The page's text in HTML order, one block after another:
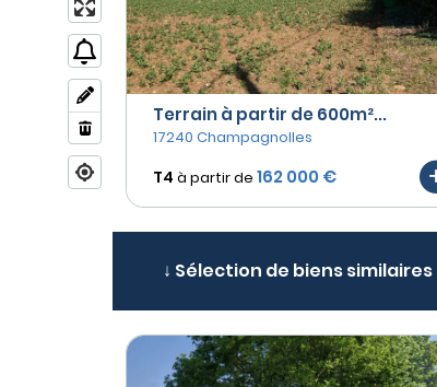
Terrain à partir de 600m²...
17240 Champagnolles
T4 à partir de 162 000 €
↓ Sélection de biens